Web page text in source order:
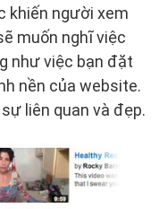
khiến người xem
muốn nghĩ việc
như việc bạn đặt
nền của website.
liên quan và đẹp.